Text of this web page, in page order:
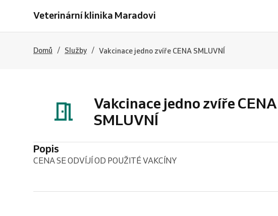
Veterinární klinika Maradovi
Domů / Služby / Vakcinace jedno zvíře CENA SMLUVNÍ
Vakcinace jedno zvíře CENA
SMLUVNÍ
Popis
CENA SE ODVÍJÍ OD POUŽITÉ VAKCÍNY